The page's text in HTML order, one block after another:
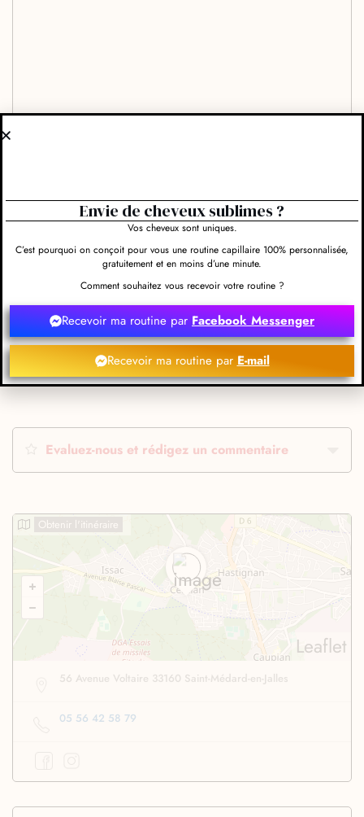
Evaluez-nous et rédigez un commentaire
Leaflet
Obtenir l'itinéraire
56 Avenue Voltaire 33160 Saint-Médard-en-Jalles
05 56 42 58 79
Envie de cheveux sublimes ?
Vos cheveux sont uniques.
C’est pourquoi on conçoit pour vous une routine capillaire 100% personnalisée,
gratuitement et en moins d’une minute.
Comment souhaitez vous recevoir votre routine ?
Recevoir ma routine parFacebook Messenger
Recevoir ma routine par E-mail